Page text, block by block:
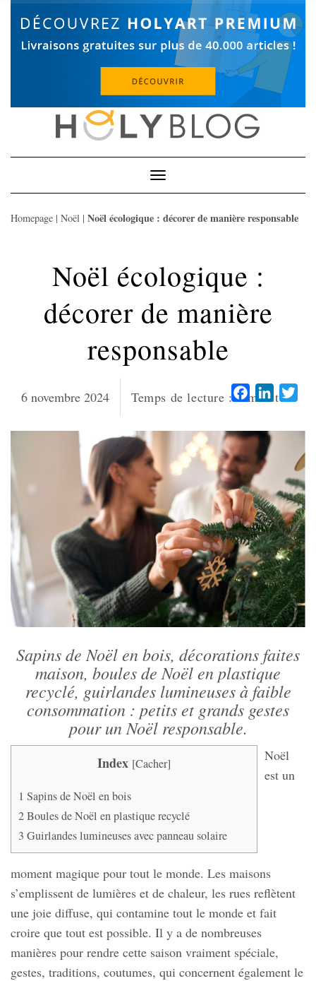
Toggle
Navigation
Homepage | Noël | Noël écologique : décorer de manière responsable
Noël écologique :
décorer de manière
responsable
6 novembre 2024 Temps de lecture : 6 minutes
Facebook
Sapins de Noël en bois, décorations faites
maison, boules de Noël en plastique
recyclé, guirlandes lumineuses à faible
consommation : petits et grands gestes
pour un Noël responsable.
Index [Cacher]
1 Sapins de Noël en bois
2Boules de Noël en plastique recyclé
3 Guirlandes lumineuses avec panneau solaire
Noël
est un
moment magique pour tout le monde. Les maisons
s’emplissent de lumières et de chaleur, les rues reflètent
une joie diffuse, qui contamine tout le monde et fait
croire que tout est possible. Il y a de nombreuses
manières pour rendre cette saison vraiment spéciale,
gestes, traditions, coutumes, qui concernent également le